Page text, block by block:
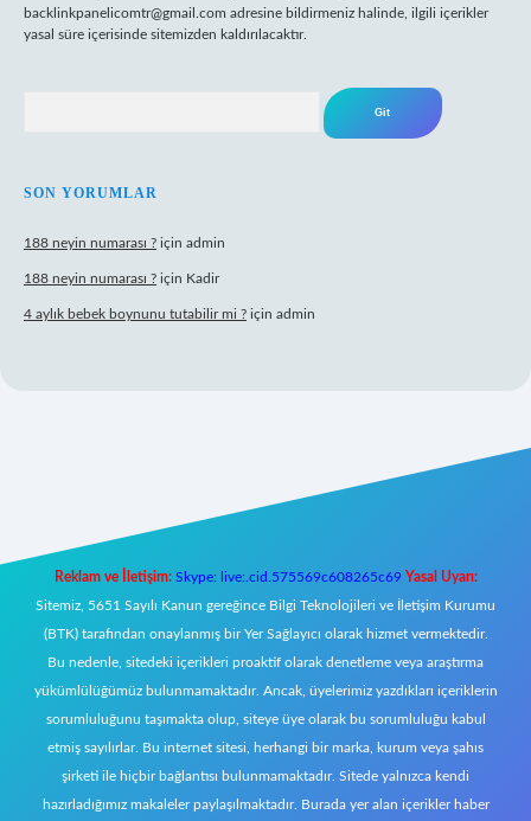
backlinkpanelicomtr@gmail.com adresine bildirmeniz halinde, ilgili içerikler
yasal süre içerisinde sitemizden kaldırılacaktır.
SON YORUMLAR
188 neyin numarası ? için admin
188 neyin numarası ? için Kadir
4 aylık bebek boynunu tutabilir mi ? için admin
Reklam ve İletişim: Skype: live:.cid.575569c608265c69 Yasal Uyarı:
Sitemiz, 5651 Sayılı Kanun gereğince Bilgi Teknolojileri ve İletişim Kurumu
(BTK) tarafından onaylanmış bir Yer Sağlayıcı olarak hizmet vermektedir.
Bu nedenle, sitedeki içerikleri proaktif olarak denetleme veya araştırma
yükümlülüğümüz bulunmamaktadır. Ancak, üyelerimiz yazdıkları içeriklerin
sorumluluğunu taşımakta olup, siteye üye olarak bu sorumluluğu kabul
etmiş sayılırlar. Bu internet sitesi, herhangi bir marka, kurum veya şahıs
şirketi ile hiçbir bağlantısı bulunmamaktadır. Sitede yalnızca kendi
hazırladığımız makaleler paylaşılmaktadır. Burada yer alan içerikler haber